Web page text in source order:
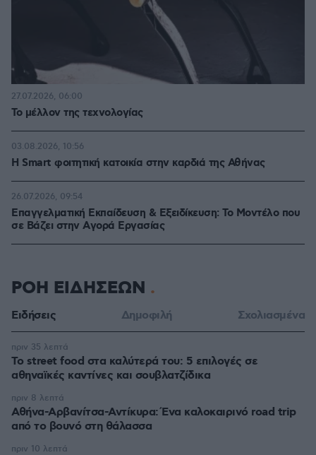
Το μέλλον της τεχνολογίας
27.07.2026, 06:00
Η Smart φοιτητική κατοικία στην καρδιά της Αθήνας
03.08.2026, 10:56
Επαγγελματική Εκπαίδευση & Εξειδίκευση: Το Mοντέλο που
σε Bάζει στην Aγορά Eργασίας
26.07.2026, 09:54
ΡΟΗ ΕΙΔΗΣΕΩΝ
Ειδήσεις Δημοφιλή Σχολιασμένα
Το street food στα καλύτερά του: 5 επιλογές σε
αθηναϊκές καντίνες και σουβλατζίδικα
πριν 35 λεπτά
Αθήνα-Αρβανίτσα-Αντίκυρα: Ένα καλοκαιρινό road trip
από το βουνό στη θάλασσα
πριν 8 λεπτά
πριν 10 λεπτά